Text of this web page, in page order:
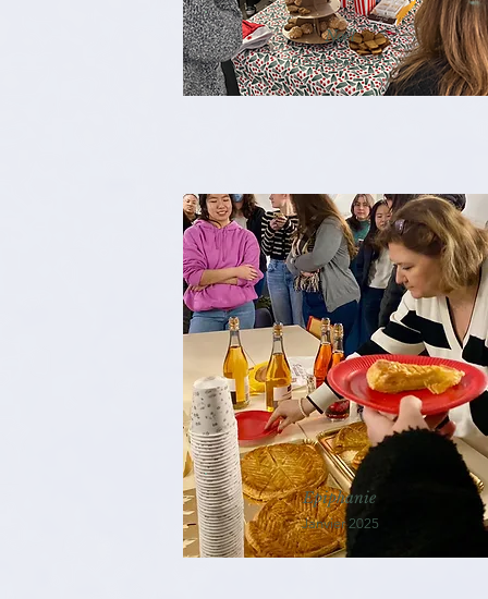
Noël
Décembre 2025
Epiphanie
Janvier 2025